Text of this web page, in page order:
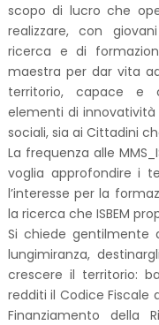
scopo di lucro che
realizzare, con
ricerca e di
maestra per dar vita
territorio, capace e
elementi di
sociali, sia ai Cittadini
La frequenza alle
voglia approfondire i
l’interesse per la
la ricerca che ISBEM
Si chiede gentilmente
lungimiranza,
crescere il territorio:
redditi il Codice Fiscale
Finanziamento della